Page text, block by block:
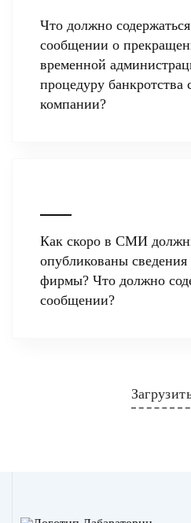
Что должно
сообщении о
временной
процедуру банкротства
компании?
Как скоро в СМИ
опубликованы
фирмы? Что должно
сообщении?